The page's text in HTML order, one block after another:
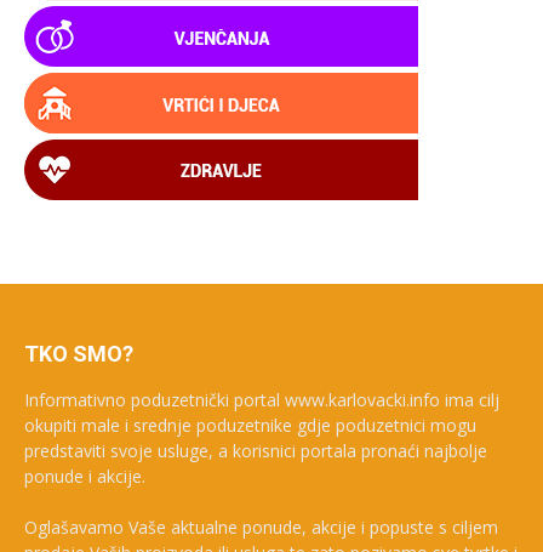
TKO SMO?
Informativno poduzetnički portal www.karlovacki.info ima cilj
okupiti male i srednje poduzetnike gdje poduzetnici mogu
predstaviti svoje usluge, a korisnici portala pronaći najbolje
ponude i akcije.
Oglašavamo Vaše aktualne ponude, akcije i popuste s ciljem